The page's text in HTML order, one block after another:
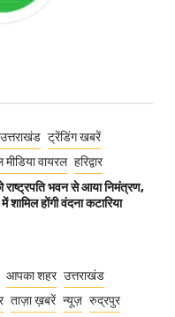
उत्तराखंड ट्रेंडिंग खबरें
वायरल हरिद्वार
राष्ट्रपति भवन से आया निमंत्रण,
शामिल होंगी वंदना कटारिया
आपका शहर उत्तराखंड
ताज़ा ख़बरें न्यूज़ रुद्रपुर